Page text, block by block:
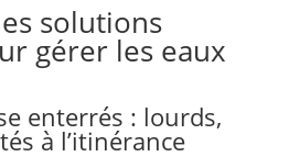
solutions
gérer les eaux
enterrés : lourds,
à l’itinérance